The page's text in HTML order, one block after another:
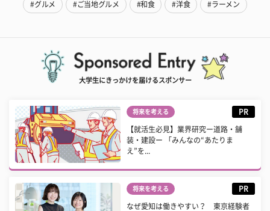
#グルメ #ご当地グルメ #和食 #洋食 #ラーメン
大学生にきっかけを届けるスポンサー
将来を考える PR
【就活生必見】業界研究ー道路・舗
装・建設ー 「みんなの“あたりま
え”を...
将来を考える PR
なぜ愛知は働きやすい？ 東京経験者